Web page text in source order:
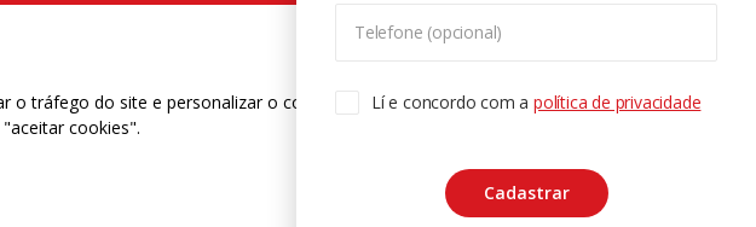
Telefone (opcional)
Lí e concordo com apolítica de privacidade
Cadastrar
Fax (11) 2108 9310
- Trabalhadores(as) na Base
o tráfego do site e personalizar o conteúdo. Para saber mais
cookies".